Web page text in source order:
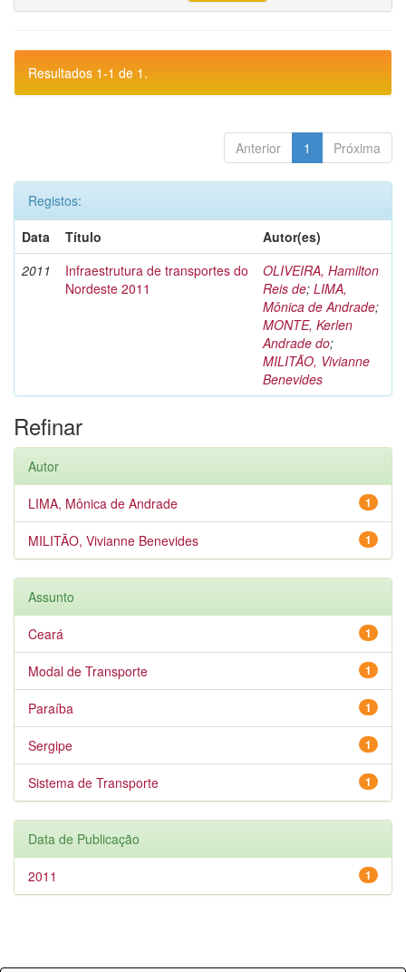
Resultados 1-1 de 1.
Anterior 1 Próxima
Registos:
Data
Título
Autor(es)
2011
Infraestrutura de transportes do
Nordeste 2011
OLIVEIRA, Hamilton
Reis de; LIMA,
Mônica de Andrade;
MONTE, Kerlen
Andrade do;
MILITÃO, Vivianne
Benevides
Refinar
Autor
1
LIMA, Mônica de Andrade
1
MILITÃO, Vivianne Benevides
Assunto
1
Ceará
1
Modal de Transporte
1
Paraíba
1
Sergipe
1
Sistema de Transporte
Data de Publicação
1
2011